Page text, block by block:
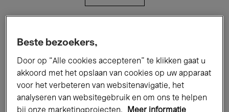
Performances Lezingen & Debatten
Jazz Klassieke Muziek Global Music
Beste bezoekers,
Door op “Alle cookies accepteren” te klikken gaat u
akkoord met het opslaan van cookies op uw apparaat
voor het verbeteren van websitenavigatie, het
analyseren van websitegebruik en om ons te helpen
bij onze marketingprojecten.
Meer informatie